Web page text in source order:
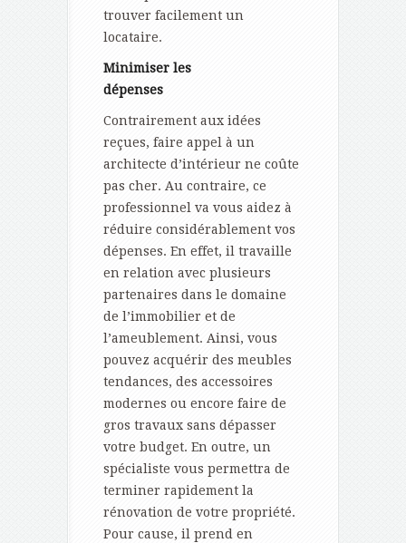
trouver facilement un
locataire.
Minimiser les
Contrairement aux idées
reçues, faire appel à un
architecte d’intérieur ne coûte
pas cher. Au contraire, ce
professionnel va vous aidez à
réduire considérablement vos
dépenses. En effet, il travaille
en relation avec plusieurs
partenaires dans le domaine
de l’immobilier et de
l’ameublement. Ainsi, vous
pouvez acquérir des meubles
tendances, des accessoires
modernes ou encore faire de
gros travaux sans dépasser
votre budget. En outre, un
spécialiste vous permettra de
terminer rapidement la
rénovation de votre propriété.
Pour cause, il prend en